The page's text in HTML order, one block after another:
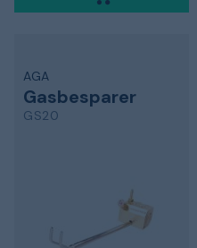
AGA
Gasbesparer
GS20